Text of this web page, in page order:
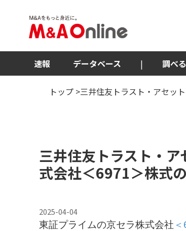
速報 データベース | 調べ
トップ >三井住友トラスト・アセッ
三井住友トラスト・
式会社＜6971＞株式
2025-04-04
東証プライムの京セラ株式会社